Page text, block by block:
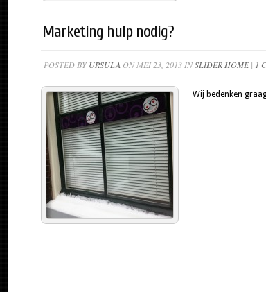
Marketing hulp nodig?
POSTED BY URSULA ON MEI 23, 2013 INSLIDER HOME| 1
Wij bedenken